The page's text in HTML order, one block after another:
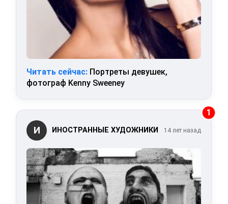
Читать сейчас: Портреты девушек,
фотограф Kenny Sweeney
1
И ИНОСТРАННЫЕ ХУДОЖНИКИ 14 лет назад